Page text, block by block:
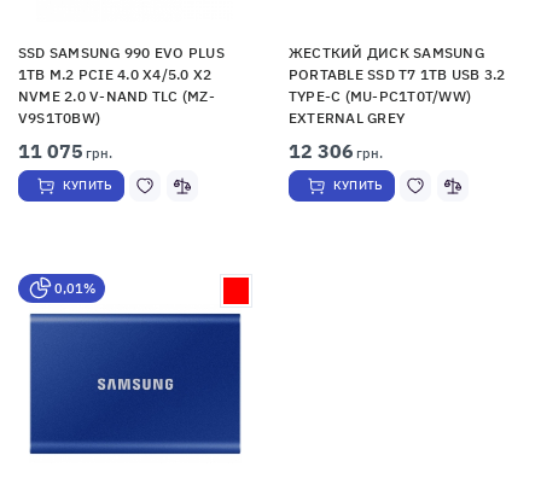
SSD SAMSUNG 990 EVO PLUS
1TB M.2 PCIE 4.0 X4/5.0 X2
NVME 2.0 V-NAND TLC (MZ-
V9S1T0BW)
11 075 грн.
КУПИТЬ
ЖЕСТКИЙ ДИСК SAMSUNG
PORTABLE SSD T7 1TB USB 3.2
TYPE-C (MU-PC1T0T/WW)
EXTERNAL GREY
12 306 грн.
КУПИТЬ
0,01%